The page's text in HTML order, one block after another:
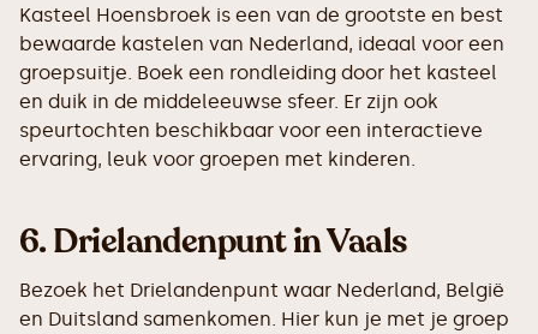
Kasteel Hoensbroek is een van de grootste en best
bewaarde kastelen van Nederland, ideaal voor een
groepsuitje. Boek een rondleiding door het kasteel
en duik in de middeleeuwse sfeer. Er zijn ook
speurtochten beschikbaar voor een interactieve
ervaring, leuk voor groepen met kinderen.
6.Drielandenpunt in Vaals
Bezoek het Drielandenpunt waar Nederland, België
en Duitsland samenkomen. Hier kun je met je groep